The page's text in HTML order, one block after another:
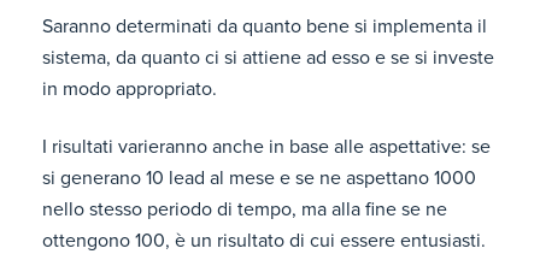
Saranno determinati da quanto bene si implementa il
sistema, da quanto ci si attiene ad esso e se si investe
in modo appropriato.
I risultati varieranno anche in base alle aspettative: se
si generano 10 lead al mese e se ne aspettano 1000
nello stesso periodo di tempo, ma alla fine se ne
ottengono 100, è un risultato di cui essere entusiasti.